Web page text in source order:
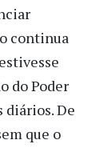
continua
do Poder
De
que o